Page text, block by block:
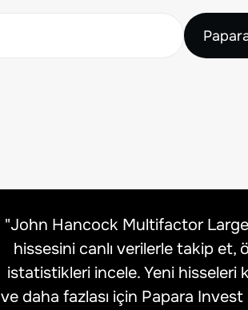
"John Hancock Multifactor
hissesini canlı verilerle takip et,
istatistikleri incele. Yeni hisseleri
ve daha fazlası için Papara Invest